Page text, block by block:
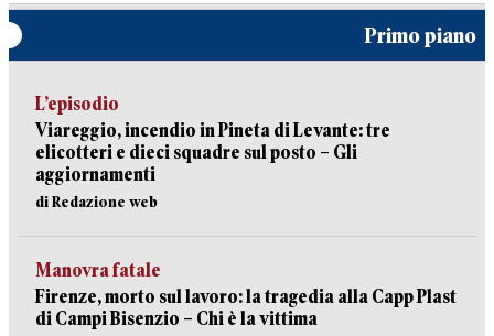
Primo piano
L’episodio
Viareggio, incendio in Pineta di Levante: tre
elicotteri e dieci squadre sul posto – Gli
aggiornamenti
di Redazione web
Manovra fatale
Firenze, morto sul lavoro: la tragedia alla Capp Plast
di Campi Bisenzio – Chi è la vittima